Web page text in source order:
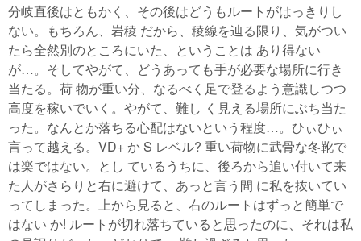
分岐直後はともかく、その後はどうもルートがはっきりし
ない。もちろん、岩稜 だから、稜線を辿る限り、気がつい
たら全然別のところにいた、ということは あり得ない
が…。そしてやがて、どうあっても手が必要な場所に行き
当たる。荷 物が重い分、なるべく足で登るよう意識しつつ
高度を稼いでいく。やがて、難し く見える場所にぶち当た
った。なんとか落ちる心配はないという程度…。ひぃひぃ
言って越える。VD+ か S レベル? 重い荷物に武骨な冬靴で
は楽ではない。とし ているうちに、後ろから追い付いて来
た人がさらりと右に避けて、あっと言う間 に私を抜いてい
ってしまった。上から見ると、右のルートはずっと簡単で
はない か! ルートが切れ落ちていると思ったのに、それは私